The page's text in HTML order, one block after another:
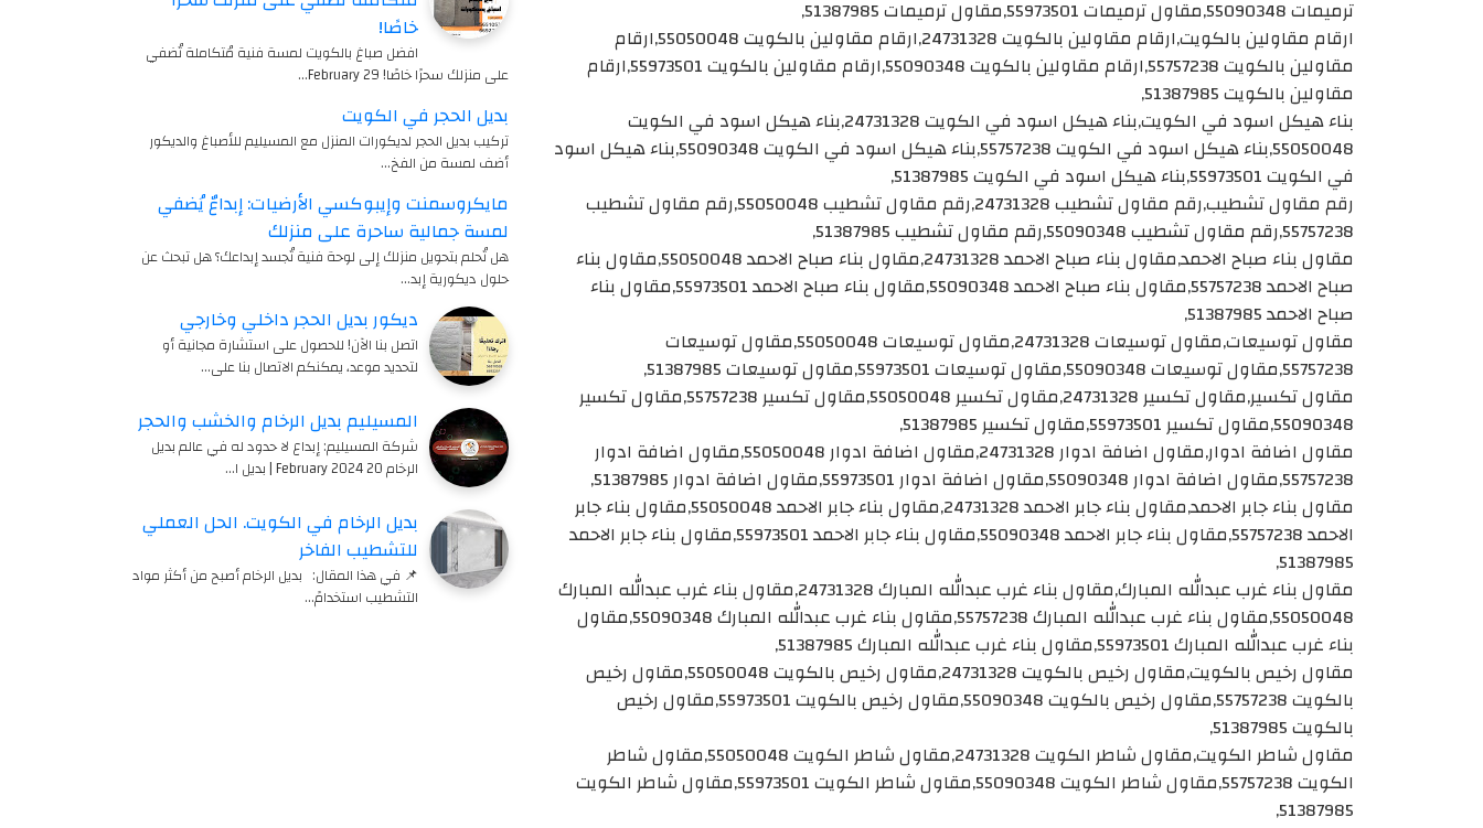
ترميمات 55090348,مقاول ترميمات 55973501,مقاول ترميمات 51387985,
ارقام مقاولين بالكويت,ارقام مقاولين بالكويت 24731328,ارقام مقاولين بالكويت 55050048,ارقام
مقاولين بالكويت 55757238,ارقام مقاولين بالكويت 55090348,ارقام مقاولين بالكويت 55973501,ارقام
مقاولين بالكويت 51387985,
بناء هيكل اسود في الكويت,بناء هيكل اسود في الكويت 24731328,بناء هيكل اسود في الكويت
55050048,بناء هيكل اسود في الكويت 55757238,بناء هيكل اسود في الكويت 55090348,بناء هيكل اسود
في الكويت 55973501,بناء هيكل اسود في الكويت 51387985,
رقم مقاول تشطيب,رقم مقاول تشطيب 24731328,رقم مقاول تشطيب 55050048,رقم مقاول تشطيب
55757238,رقم مقاول تشطيب 55090348,رقم مقاول تشطيب 51387985,
مقاول بناء صباح الاحمد,مقاول بناء صباح الاحمد 24731328,مقاول بناء صباح الاحمد 55050048,مقاول بناء
صباح الاحمد 55757238,مقاول بناء صباح الاحمد 55090348,مقاول بناء صباح الاحمد 55973501,مقاول بناء
صباح الاحمد 51387985,
مقاول توسيعات,مقاول توسيعات 24731328,مقاول توسيعات 55050048,مقاول توسيعات
55757238,مقاول توسيعات 55090348,مقاول توسيعات 55973501,مقاول توسيعات 51387985,
مقاول تكسير,مقاول تكسير 24731328,مقاول تكسير 55050048,مقاول تكسير 55757238,مقاول تكسير
55090348,مقاول تكسير 55973501,مقاول تكسير 51387985,
مقاول اضافة ادوار,مقاول اضافة ادوار 24731328,مقاول اضافة ادوار 55050048,مقاول اضافة ادوار
55757238,مقاول اضافة ادوار 55090348,مقاول اضافة ادوار 55973501,مقاول اضافة ادوار 51387985,
مقاول بناء جابر الاحمد,مقاول بناء جابر الاحمد 24731328,مقاول بناء جابر الاحمد 55050048,مقاول بناء جابر
الاحمد 55757238,مقاول بناء جابر الاحمد 55090348,مقاول بناء جابر الاحمد 55973501,مقاول بناء جابر الاحمد
51387985,
مقاول بناء غرب عبدالله المبارك,مقاول بناء غرب عبدالله المبارك 24731328,مقاول بناء غرب عبدالله المبارك
55050048,مقاول بناء غرب عبدالله المبارك 55757238,مقاول بناء غرب عبدالله المبارك 55090348,مقاول
بناء غرب عبدالله المبارك 55973501,مقاول بناء غرب عبدالله المبارك 51387985,
مقاول رخيص بالكويت,مقاول رخيص بالكويت 24731328,مقاول رخيص بالكويت 55050048,مقاول رخيص
بالكويت 55757238,مقاول رخيص بالكويت 55090348,مقاول رخيص بالكويت 55973501,مقاول رخيص
بالكويت 51387985,
مقاول شاطر الكويت,مقاول شاطر الكويت 24731328,مقاول شاطر الكويت 55050048,مقاول شاطر
الكويت 55757238,مقاول شاطر الكويت 55090348,مقاول شاطر الكويت 55973501,مقاول شاطر الكويت
51387985,
خاصًا!
افضل صباغ بالكويت لمسة فنية مُتكاملة تُضفي
على منزلك سحرًا خاصًا! 29 February…
بديل الحجر في الكويت
تركيب بديل الحجر لديكورات المنزل مع المسيليم للأصباغ والديكور
أضف لمسة من الفخ…
مايكروسمنت وإيبوكسي الأرضيات: إبداعٌ يُضفي
لمسة جمالية ساحرة على منزلك
هل تُحلم بتحويل منزلك إلى لوحة فنية تُجسد إبداعك؟ هل تبحث عن
حلول ديكورية إبد…
ديكور بديل الحجر داخلي وخارجي
اتصل بنا الآن! للحصول على استشارة مجانية أو
لتحديد موعد، يمكنكم الاتصال بنا على…
المسيليم بديل الرخام والخشب والحجر
شركة المسيليم: إبداع لا حدود له في عالم بديل
الرخام 20 February 2024 | بديل ا…
بديل الرخام في الكويت. الحل العملي
للتشطيب الفاخر
📌 في هذا المقال: بديل الرخام أصبح من أكثر مواد
التشطيب استخدامً…